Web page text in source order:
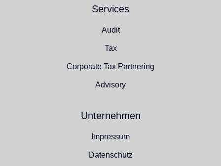
Services
Audit
Tax
Corporate Tax Partnering
Advisory
Unternehmen
Impressum
Datenschutz